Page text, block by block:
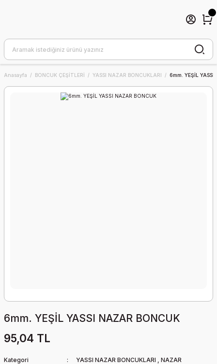
Anasayfa BONCUK ÇEŞİTLERİ YASSI NAZAR BONCUKLARI 6mm. YEŞİL YASSI
6mm. YEŞİL YASSI NAZAR BONCUK
95,04 TL
Kategori YASSI NAZAR BONCUKLARI , NAZAR